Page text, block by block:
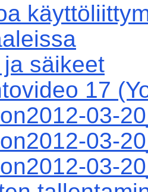
säikeet
17
03-
03-
03-